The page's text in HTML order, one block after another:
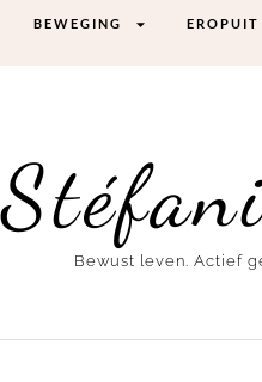
BEWEGING EROPUIT
Bewust leven. Actief